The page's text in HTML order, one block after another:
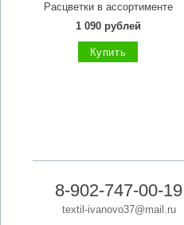
Расцветки в ассортименте
1 090 рублей
Купить
8-902-747-00-19
textil-ivanovo37@mail.ru